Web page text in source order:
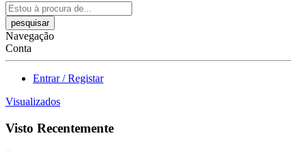
Procure
aqui
Navegação
Conta
Entrar / Registar
Visualizados
Visto Recentemente